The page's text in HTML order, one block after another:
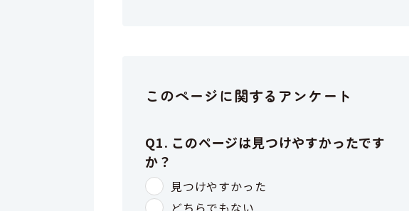
このページに関するアンケート